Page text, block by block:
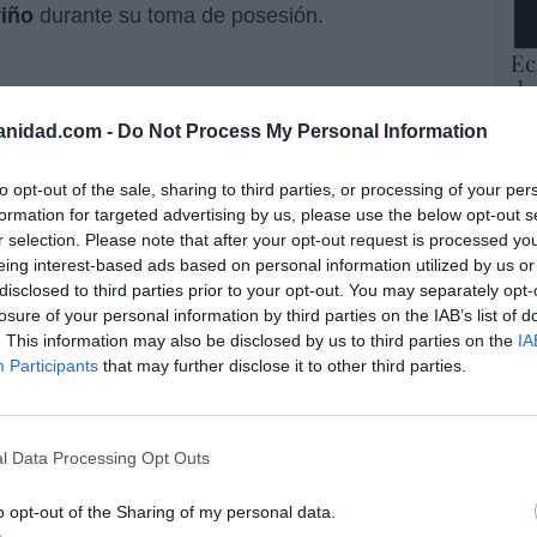
- Do Not Process My Personal Information
opt-out of the sale, sharing to third parties, or processing of your
for targeted advertising by us, please use the below opt-out
selection. Please note that after your opt-out request is processed
interest-based ads based on personal information utilized by us
to third parties prior to your opt-out. You may separately
of your personal information by third parties on the IAB’s list of
This information may also be disclosed by us to third parties on the
Participants that may further disclose it to other third parties.
Data Processing Opt Outs
opt-out of the Sharing of my personal data.
durante su toma de posesión.
este artículo?
newsletter y recibe cada dia
destacado de Hispanidad
legales
y